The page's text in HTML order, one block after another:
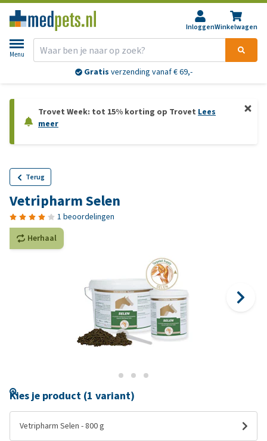
InloggenWinkelwagen
Menu
Gratis verzending vanaf € 69,-
Trovet Week: tot 15% korting op Trovet Lees
meer
Terug
Vetripharm Selen
1 beoordelingen
Herhaal
Kies je product (1 variant)
Vetripharm Selen - 800 g